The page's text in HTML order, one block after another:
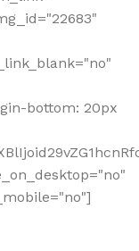
bottom: 20px